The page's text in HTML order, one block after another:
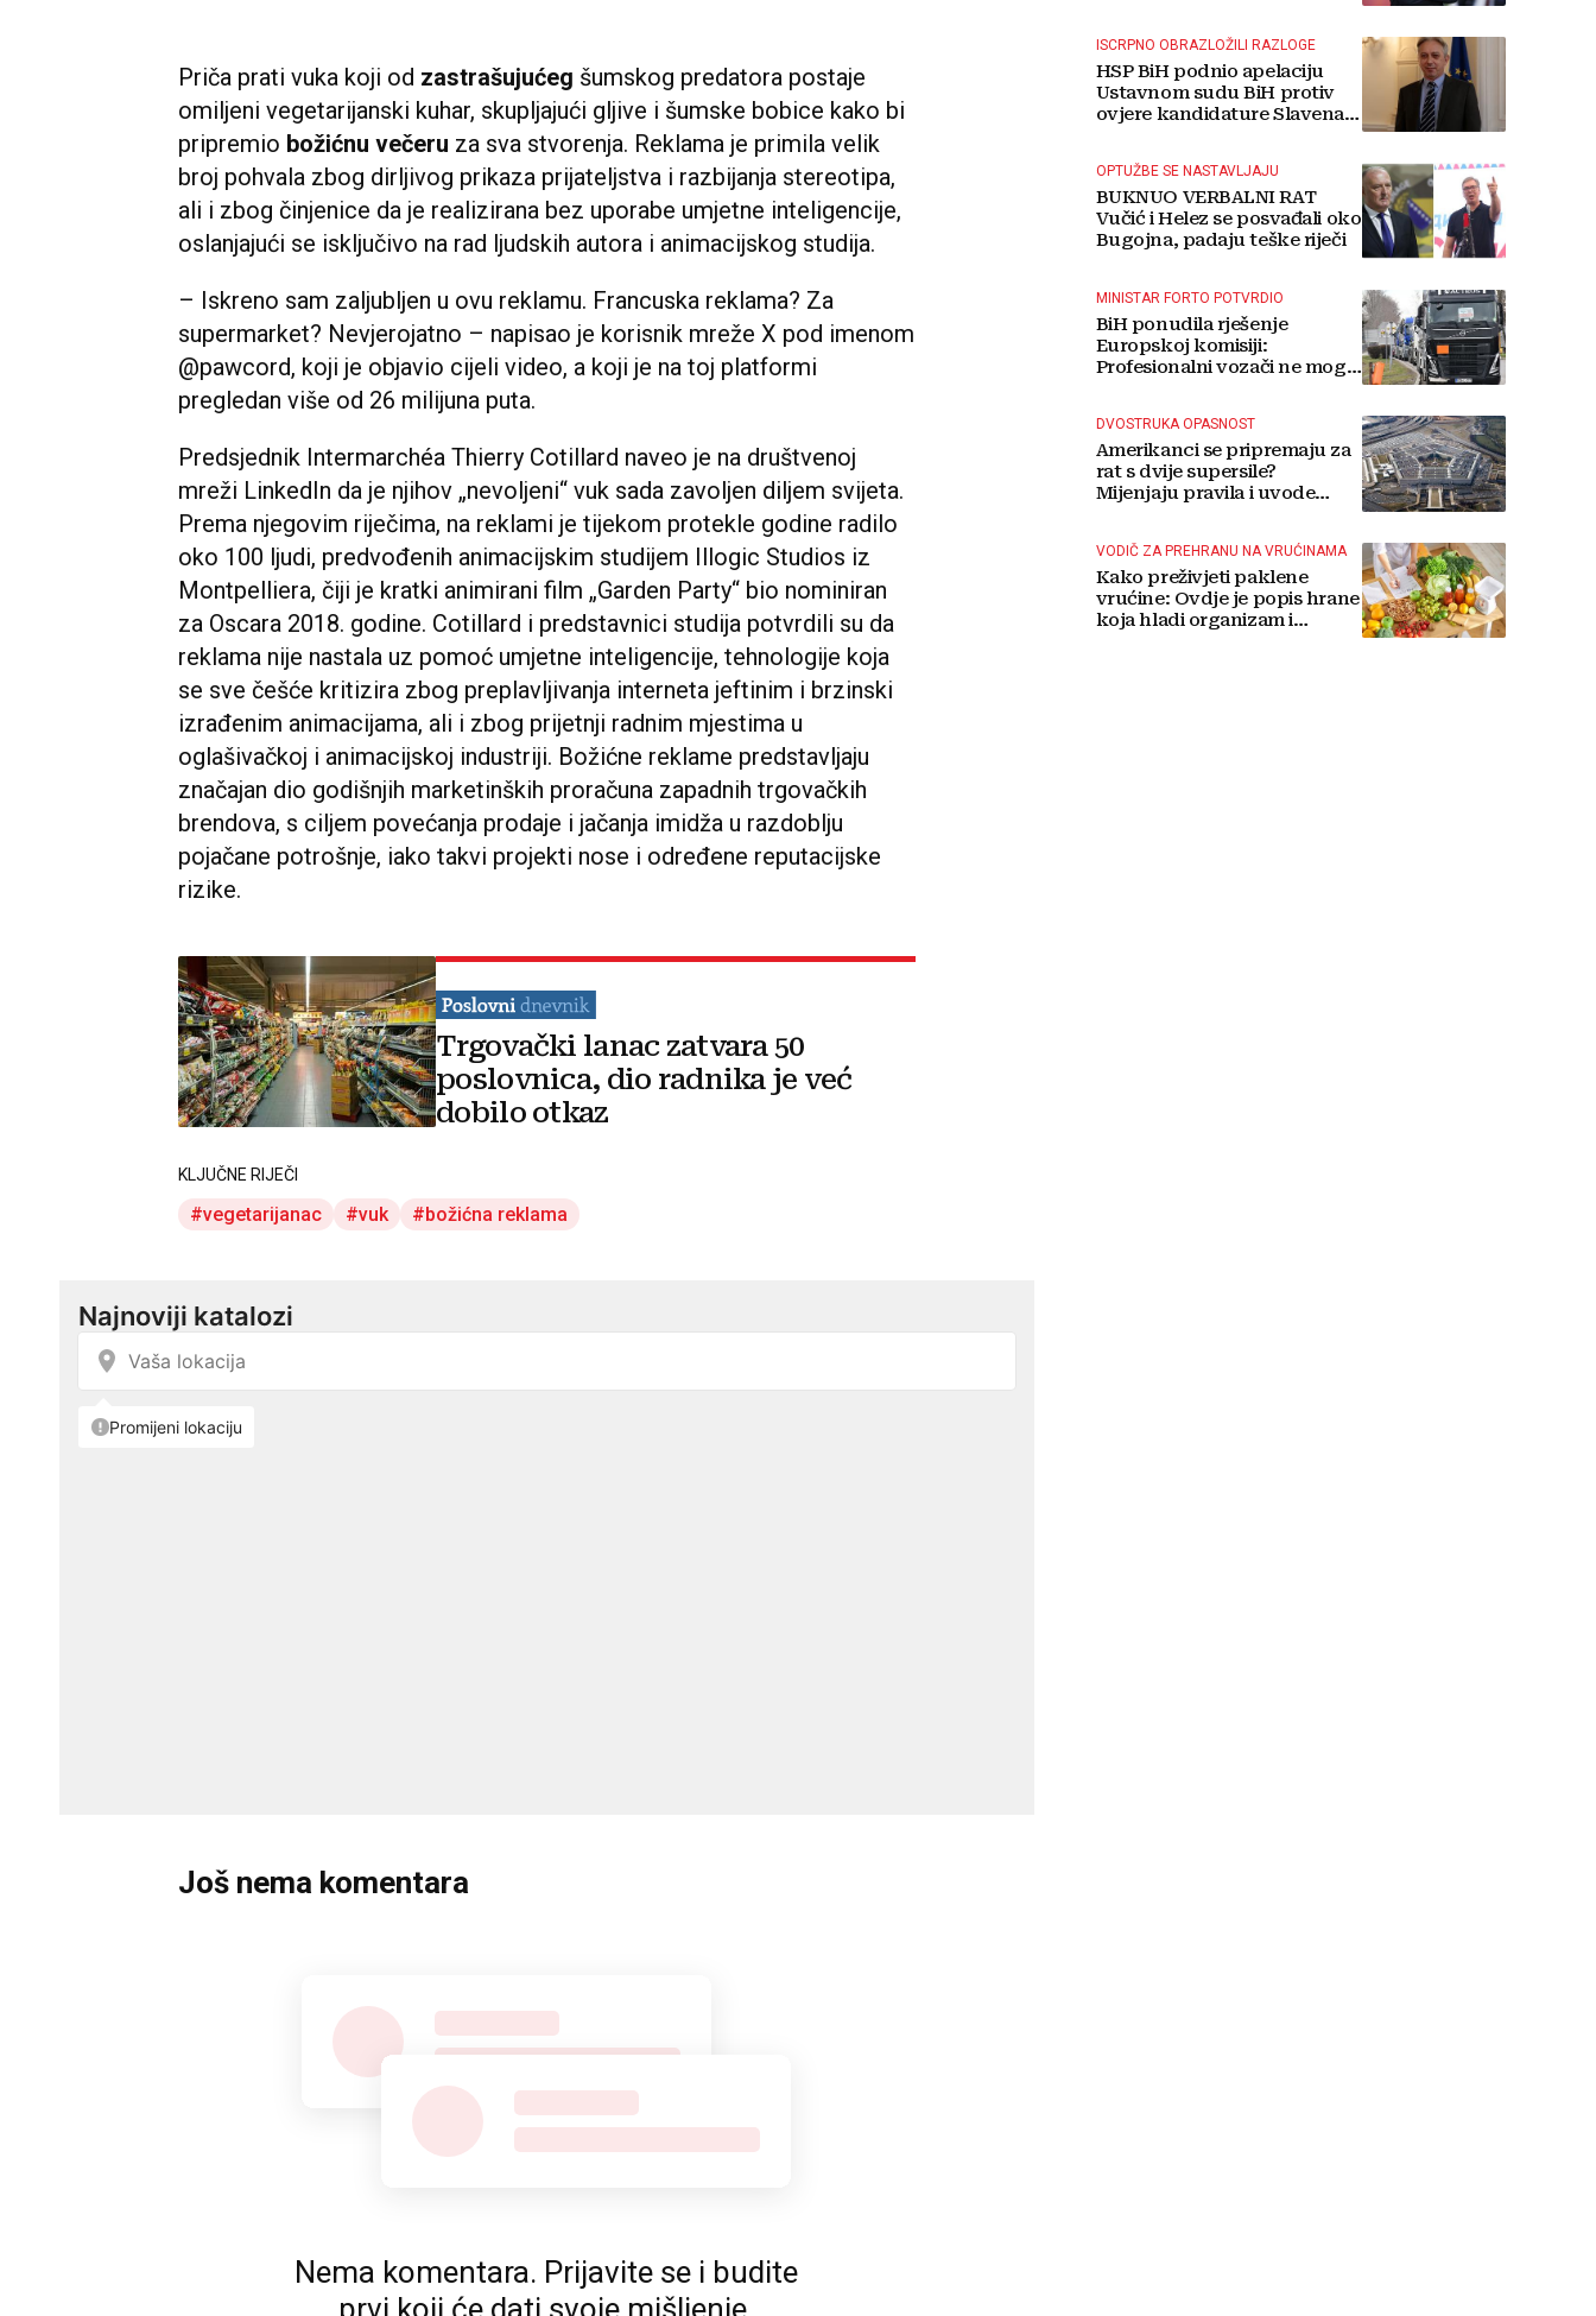
Priča prati vuka koji od zastrašujućeg šumskog predatora postaje
omiljeni vegetarijanski kuhar, skupljajući gljive i šumske bobice kako bi
pripremio božićnu večeru za sva stvorenja. Reklama je primila velik
broj pohvala zbog dirljivog prikaza prijateljstva i razbijanja stereotipa,
ali i zbog činjenice da je realizirana bez uporabe umjetne inteligencije,
oslanjajući se isključivo na rad ljudskih autora i animacijskog studija.
– Iskreno sam zaljubljen u ovu reklamu. Francuska reklama? Za
supermarket? Nevjerojatno – napisao je korisnik mreže X pod imenom
@pawcord, koji je objavio cijeli video, a koji je na toj platformi
pregledan više od 26 milijuna puta.
Predsjednik Intermarchéa Thierry Cotillard naveo je na društvenoj
mreži LinkedIn da je njihov „nevoljeni“ vuk sada zavoljen diljem svijeta.
Prema njegovim riječima, na reklami je tijekom protekle godine radilo
oko 100 ljudi, predvođenih animacijskim studijem Illogic Studios iz
Montpelliera, čiji je kratki animirani film „Garden Party“ bio nominiran
za Oscara 2018. godine. Cotillard i predstavnici studija potvrdili su da
reklama nije nastala uz pomoć umjetne inteligencije, tehnologije koja
se sve češće kritizira zbog preplavljivanja interneta jeftinim i brzinski
izrađenim animacijama, ali i zbog prijetnji radnim mjestima u
oglašivačkoj i animacijskoj industriji. Božićne reklame predstavljaju
značajan dio godišnjih marketinških proračuna zapadnih trgovačkih
brendova, s ciljem povećanja prodaje i jačanja imidža u razdoblju
pojačane potrošnje, iako takvi projekti nose i određene reputacijske
rizike.
Trgovački lanac zatvara 50
poslovnica, dio radnika je već
dobilo otkaz
KLJUČNE RIJEČI
vegetarijanac vuk božićna reklama
Još nema komentara
Nema komentara. Prijavite se i budite
prvi koji će dati svoje mišljenje.
ISCRPNO OBRAZLOŽILI RAZLOGE
HSP BiH podnio apelaciju
Ustavnom sudu BiH protiv
ovjere kandidature Slavena
OPTUŽBE SE NASTAVLJAJU
BUKNUO VERBALNI RAT
Vučić i Helez se posvađali oko
Bugojna, padaju teške riječi
MINISTAR FORTO POTVRDIO
BiH ponudila rješenje
Europskoj komisiji:
Profesionalni vozači ne mogu
DVOSTRUKA OPASNOST
Amerikanci se pripremaju za
rat s dvije supersile?
Mijenjaju pravila i uvode
VODIČ ZA PREHRANU NA VRUĆINAMA
Kako preživjeti paklene
vrućine: Ovdje je popis hrane
koja hladi organizam i